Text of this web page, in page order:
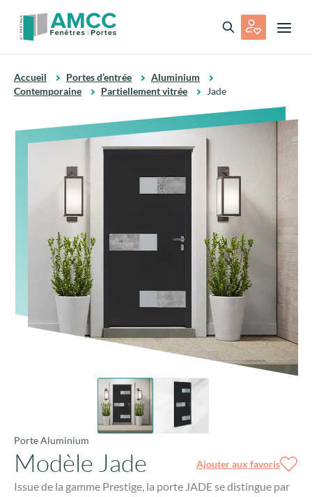
Accueil Portes d’entrée
Aluminium
Contemporaine
Partiellement vitrée Jade
Porte Aluminium
Modèle Jade Ajouter aux favoris
Issue de la gamme Prestige, la porte JADE se distingue par